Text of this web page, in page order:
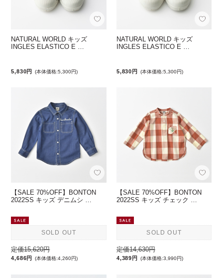
NATURAL WORLD キッズ
INGLES ELASTICO E …
5,830円 (本体価格:5,300円)
NATURAL WORLD キッズ
INGLES ELASTICO E …
5,830円 (本体価格:5,300円)
【SALE 70%OFF】BONTON
2022SS キッズ デニムシ …
SOLD OUT
定価15,620円
4,686円 (本体価格:4,260円)
【SALE 70%OFF】BONTON
2022SS キッズ チェック …
SOLD OUT
定価14,630円
4,389円 (本体価格:3,990円)